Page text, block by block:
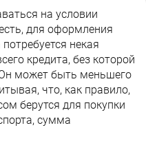
на условии
для оформления
некая
кредита, без которой
может быть меньшего
что, как правило,
берутся для покупки
сумма